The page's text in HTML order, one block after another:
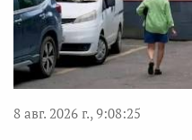
8 авг. 2026 г., 9:08:25